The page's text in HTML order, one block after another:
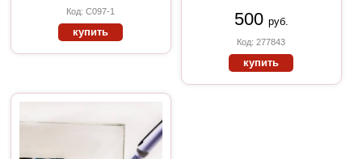
Код: С097-1
купить
500 руб.
Код: 277843
купить